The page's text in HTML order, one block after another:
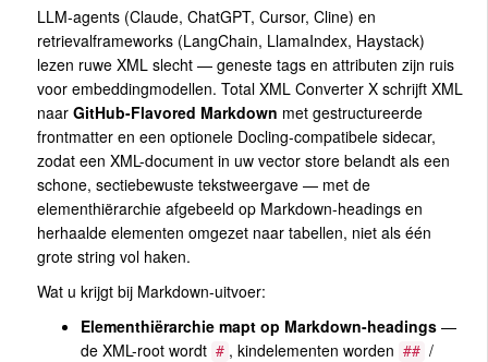
LLM-agents (Claude, ChatGPT, Cursor, Cline) en
retrievalframeworks (LangChain, LlamaIndex, Haystack)
lezen ruwe XML slecht — geneste tags en attributen zijn ruis
voor embeddingmodellen. Total XML Converter X schrijft XML
naarGitHub-Flavored Markdown met gestructureerde
frontmatter en een optionele Docling-compatibele sidecar,
zodat een XML-document in uw vector store belandt als een
schone, sectiebewuste tekstweergave — met de
elementhiërarchie afgebeeld op Markdown-headings en
herhaalde elementen omgezet naar tabellen, niet als één
grote string vol haken.
Wat u krijgt bij Markdown-uitvoer:
Elementhiërarchie mapt op Markdown-headings —
de XML-root wordt # , kindelementen worden ## /